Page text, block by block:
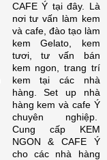
CAFE Ý tại đây. Là
nơi tư vấn làm kem
và cafe, đào tạo làm
kem Gelato, kem
tươi, tư vấn bán
kem ngon, trang trí
kem tại các nhà
hàng. Set up nhà
hàng kem và cafe Ý
chuyên nghiệp.
Cung cấp KEM
NGON & CAFE Ý
cho các nhà hàng